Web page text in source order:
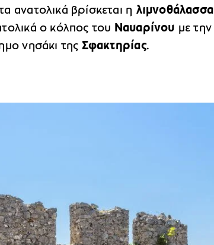
ανατολικά βρίσκεται η λιμνοθάλασσα
ο κόλπος του Ναυαρίνου με την
νησάκι της Σφακτηρίας.